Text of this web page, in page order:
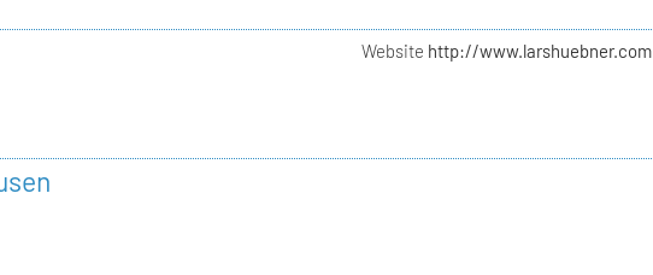
Website http://www.larshuebner.com